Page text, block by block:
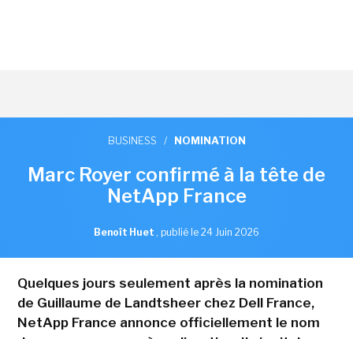
BUSINESS / NOMINATION
Marc Royer confirmé à la tête de
NetApp France
Benoît Huet , publié le 24 Juin 2026
Quelques jours seulement après la nomination
de Guillaume de Landtsheer chez Dell France,
NetApp France annonce officiellement le nom